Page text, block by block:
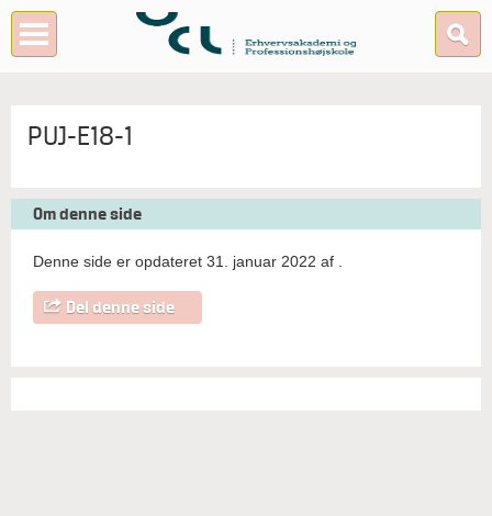
PUJ-E18-1
Om denne side
Denne side er opdateret 31. januar 2022 af
Del denne side